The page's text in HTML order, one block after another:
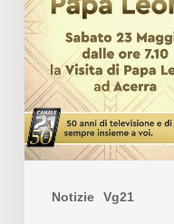
Notizie Vg21